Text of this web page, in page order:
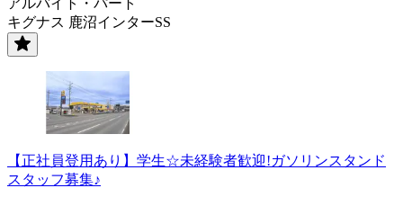
キグナス 鹿沼インターSS
【正社員登用あり】学生☆未経験者歓迎!ガソリンスタンド
スタッフ募集♪